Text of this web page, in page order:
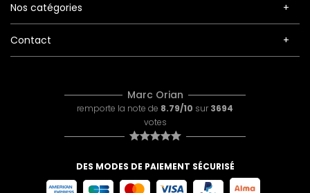
Nos catégories
Contact
Marc Orian
remporte la note de 8.79/10 sur 3694
votes
DES MODES DE PAIEMENT SÉCURISÉ